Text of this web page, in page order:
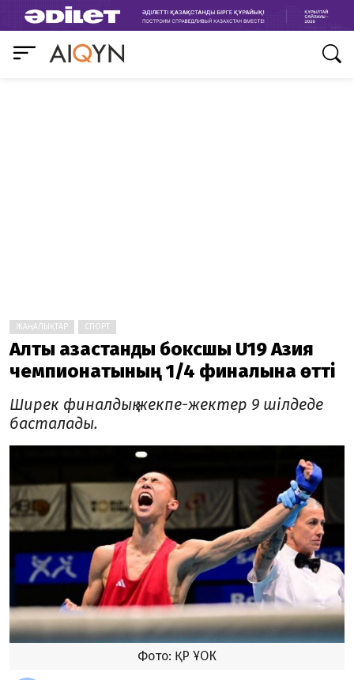
ЖАҢАЛЫҚТАР СПОРТ
Алты қазақстандық боксшы U19 Азия
чемпионатының 1/4 финалына өтті
Ширек финалдық жекпе-жектер 9 шілдеде
басталады.
Фото: ҚР ҰОК